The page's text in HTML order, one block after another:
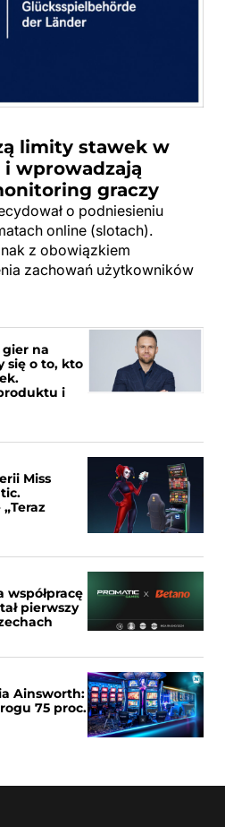
limity stawek w
wprowadzają
graczy
o podniesieniu
online (slotach).
z obowiązkiem
zachowań użytkowników
na
się o to, kto
i
Miss
współpracę
pierwszy
Ainsworth:
75 proc.